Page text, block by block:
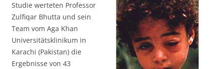
Studie werteten Professor
Zulfiqar Bhutta und sein
Team vom Aga Khan
Universitätsklinikum in
Karachi (Pakistan) die
Ergebnisse von 43